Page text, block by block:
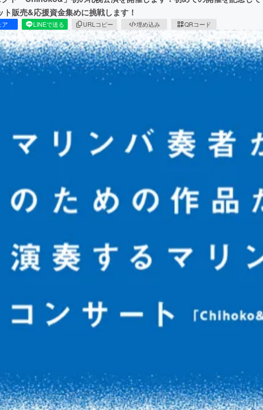
販売&応援資金集めに挑戦します！
ア LINEで送る URLコピー 埋め込み QRコード